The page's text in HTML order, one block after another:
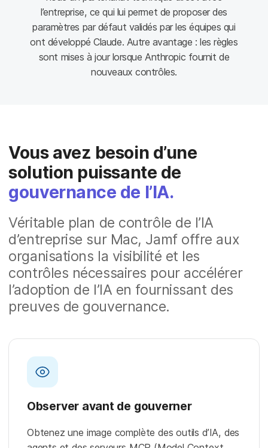
l’entreprise, ce qui lui permet de proposer des
paramètres par défaut validés par les équipes qui
ont développé Claude. Autre avantage : les règles
sont mises à jour lorsque Anthropic fournit de
nouveaux contrôles.
Vous avez besoin d’une
solution puissante de
gouvernance de l’IA.
Véritable plan de contrôle de l’IA
d’entreprise sur Mac, Jamf offre aux
organisations la visibilité et les
contrôles nécessaires pour accélérer
l’adoption de l’IA en fournissant des
preuves de gouvernance.
Observer avant de gouverner
Obtenez une image complète des outils d’IA, des